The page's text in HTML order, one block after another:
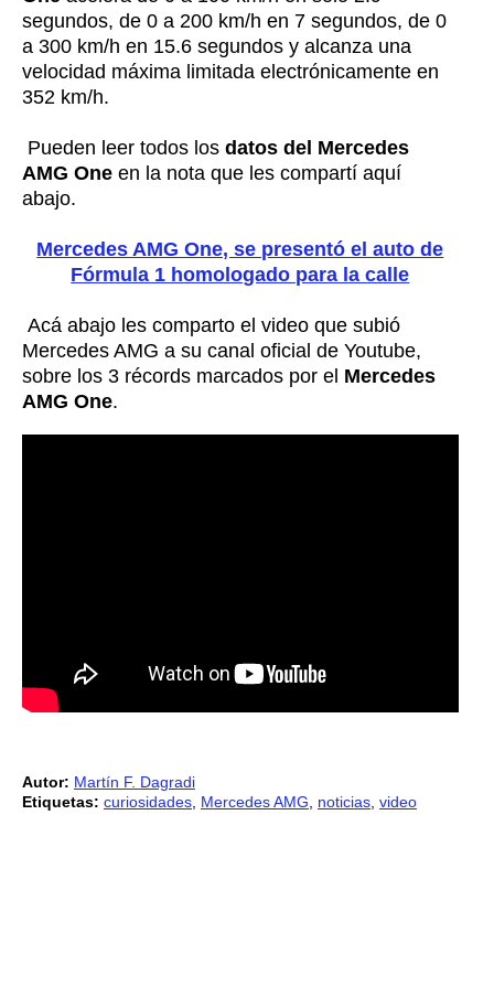
segundos, de 0 a 200 km/h en 7 segundos, de 0
a 300 km/h en 15.6 segundos y alcanza una
velocidad máxima limitada electrónicamente en
352 km/h.
Pueden leer todos los datos del Mercedes
AMG One en la nota que les compartí aquí
abajo.
Mercedes AMG One, se presentó el auto de
Fórmula 1 homologado para la calle
Acá abajo les comparto el video que subió
Mercedes AMG a su canal oficial de Youtube,
sobre los 3 récords marcados por el Mercedes
AMG One.
Autor: Martín F. Dagradi
Etiquetas: curiosidades, Mercedes AMG, noticias, video